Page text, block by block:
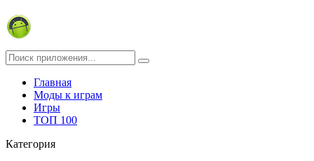
Главная
Моды к играм
Игры
ТОП 100
Категория